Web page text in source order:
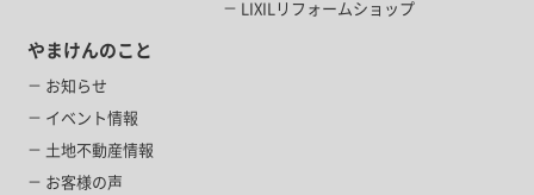
LIXILリフォームショップ
やまけんのこと
お知らせ
イベント情報
土地不動産情報
お客様の声